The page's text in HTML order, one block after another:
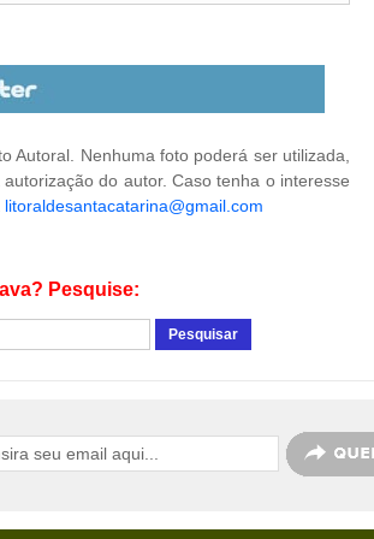
Autoral. Nenhuma foto poderá ser utilizada,
do autor. Caso tenha o interesse
litoraldesantacatarina@gmail.com
Pesquise: